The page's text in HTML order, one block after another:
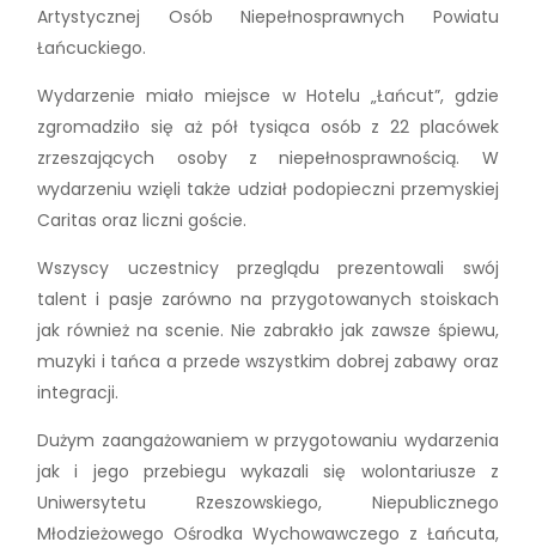
Artystycznej Osób Niepełnosprawnych Powiatu
Łańcuckiego.
Wydarzenie miało miejsce w Hotelu „Łańcut”, gdzie
zgromadziło się aż pół tysiąca osób z 22 placówek
zrzeszających osoby z niepełnosprawnością. W
wydarzeniu wzięli także udział podopieczni przemyskiej
Caritas oraz liczni goście.
Wszyscy uczestnicy przeglądu prezentowali swój
talent i pasje zarówno na przygotowanych stoiskach
jak również na scenie. Nie zabrakło jak zawsze śpiewu,
muzyki i tańca a przede wszystkim dobrej zabawy oraz
integracji.
Dużym zaangażowaniem w przygotowaniu wydarzenia
jak i jego przebiegu wykazali się wolontariusze z
Uniwersytetu Rzeszowskiego, Niepublicznego
Młodzieżowego Ośrodka Wychowawczego z Łańcuta,